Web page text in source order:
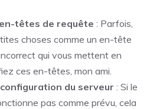
têtes de requête : Parfois,
choses comme un en-tête
qui vous mettent en
ces en-têtes, mon ami.
du serveur : Si le
pas comme prévu, cela